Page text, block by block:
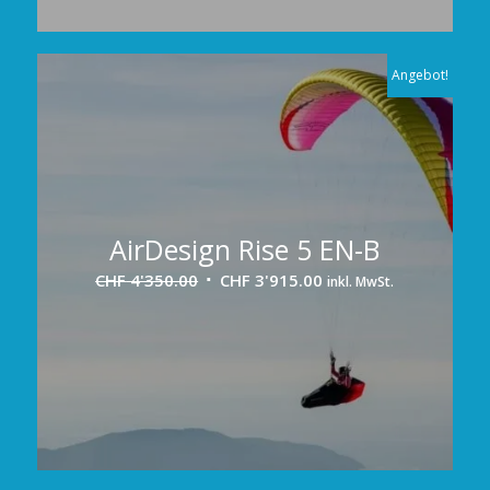
AirDesign Rise 5 EN-B
CHF4'350.00 Ursprünglicher
CHF 3'915.00 Aktueller
CHF 3'915.00.
inkl. MwSt.
Angebot!